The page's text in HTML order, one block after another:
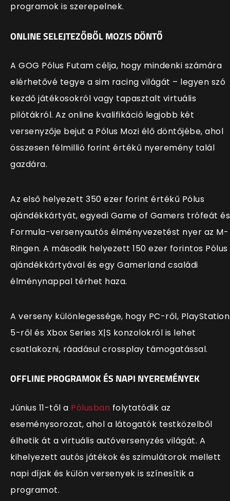
programok is szerepelnek.
ONLINE SELEJTEZŐBŐL MOZIS DÖNTŐ
A GOG Pólus Futam célja, hogy mindenki számára
elérhetővé tegye a sim racing világát – legyen szó
kezdő játékosokról vagy tapasztalt virtuális
pilótákról. Az online kvalifikáció legjobb két
versenyzője bejut a Pólus Mozi élő döntőjébe, ahol
összesen félmillió forint értékű nyeremény talál
gazdára.
Az első helyezett 350 ezer forint értékű Pólus
ajándékkártyát, egyedi Game of Gamers trófeát és
Formula-versenyautós élményvezetést nyer az M-
Ringen. A második helyezett 150 ezer forintos Pólus
ajándékkártyával és egy Gamerland családi
élménynappal térhet haza.
A verseny különlegessége, hogy PC-ről, PlayStation
5-ről és Xbox Series X|S konzolokról is lehet
csatlakozni, ráadásul crossplay támogatással.
OFFLINE PROGRAMOK ÉS NAPI NYEREMÉNYEK
Június 11-től a Pólusban folytatódik az
eseménysorozat, ahol a látogatók testközelből
élhetik át a virtuális autóversenyzés világát. A
kihelyezett autós játékok és szimulátorok mellett
napi díjak és külön versenyek is színesítik a
programot.